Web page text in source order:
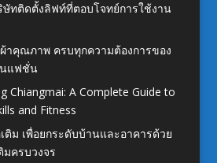
ษัทติดตั้งลิฟท์ที่ตอบโจทย์การใช้งาน
าคุณภาพ ครบทุกความต้องการของ
นแฟชั่น
Chiangmai: A Complete Guide to
and Fitness
ติม เพื่อยกระดับบ้านและอาคารด้วย
มครบวงจร